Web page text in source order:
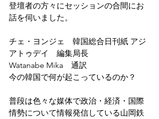
登壇者の方々にセッションの合間にお
話を伺いました。
チェ・ヨンジェ　韓国総合日刊紙 アジ
アトゥデイ　編集局長
Watanabe Mika　通訳
今の韓国で何が起こっているのか？
普段は色々な媒体で政治・経済・国際
情勢について情報発信している山岡鉄